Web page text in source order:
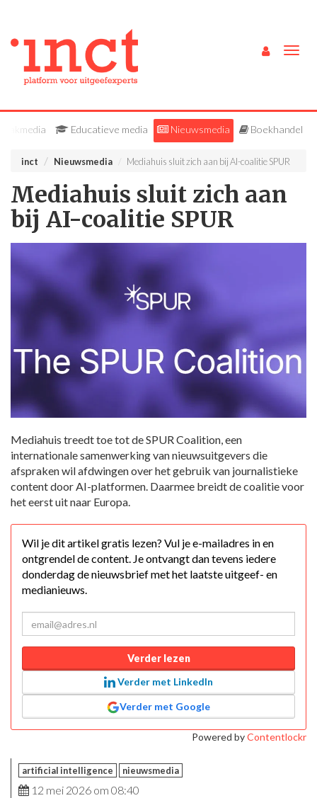
Vakmedia Educatieve media Nieuwsmedia Boekhandel
inct Nieuwsmedia Mediahuis sluit zich aan bij AI-coalitie SPUR
Mediahuis sluit zich aan
bij AI-coalitie SPUR
Mediahuis treedt toe tot de SPUR Coalition, een
internationale samenwerking van nieuwsuitgevers die
afspraken wil afdwingen over het gebruik van journalistieke
content door AI-platformen. Daarmee breidt de coalitie voor
het eerst uit naar Europa.
Wil je dit artikel gratis lezen? Vul je e-mailadres in en
ontgrendel de content. Je ontvangt dan tevens iedere
donderdag de nieuwsbrief met het laatste uitgeef- en
medianieuws.
Verder lezen
Verder met LinkedIn
Verder met Google
Powered byContentlockr
artificial intelligence nieuwsmedia
12 mei 2026 om 08:40